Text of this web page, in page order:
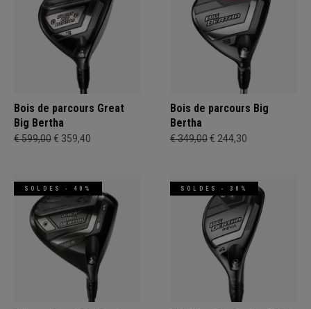
Bois de parcours Great
Big Bertha
€ 599,00€ 359,40
Bois de parcours Big
Bertha
€ 349,00€ 244,30
SOLDES - 40% SOLDES - 30%